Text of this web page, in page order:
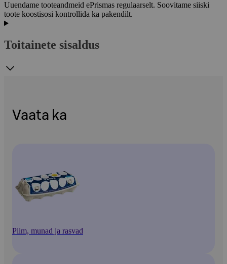
Uuendame tooteandmeid ePrismas regulaarselt. Soovitame siiski
toote koostisosi kontrollida ka pakendilt.
Toitainete sisaldus
Vaata ka
Piim, munad ja rasvad